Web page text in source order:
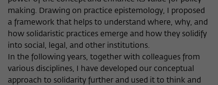
making. Drawing on practice epistemology, I proposed
a framework that helps to understand where, why, and
how solidaristic practices emerge and how they solidify
into social, legal, and other institutions.
In the following years, together with colleagues from
various disciplines, I have developed our conceptual
approach to solidarity further and used it to think and
Zweck
der/die Besucher:in durch eine Verlinkung
auf wiko-berlin.de weitergeleitet wurde.
Name _pk_ses
Anbieter Matomo
können